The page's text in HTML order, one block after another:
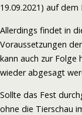
19.09.2021) auf
Allerdings findet in
Voraussetzungen
kann auch zur Folge
wieder abgesagt
Sollte das Fest
ohne die Tierschau